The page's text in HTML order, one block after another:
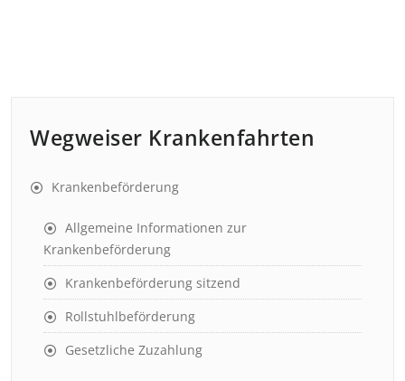
Wegweiser Krankenfahrten
Krankenbeförderung
Allgemeine Informationen zur
Krankenbeförderung
Krankenbeförderung sitzend
Rollstuhlbeförderung
Gesetzliche Zuzahlung